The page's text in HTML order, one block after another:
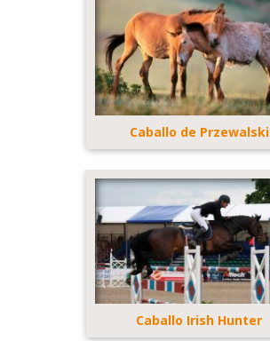
Caballo de Przewalski
Caballo Irish Hunter